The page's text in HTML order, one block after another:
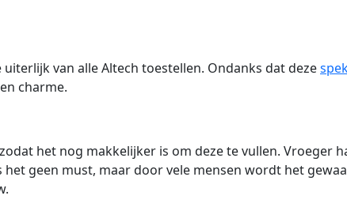
van alle Altech toestellen. Ondanks dat deze
charme.
het nog makkelijker is om deze te vullen. Vroeger
geen must, maar door vele mensen wordt het